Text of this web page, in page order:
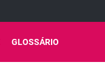
GLOSSÁRIO